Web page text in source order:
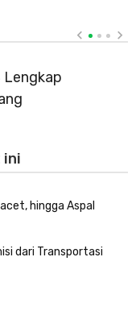
Lengkap
ini
hingga Aspal
dari Transportasi